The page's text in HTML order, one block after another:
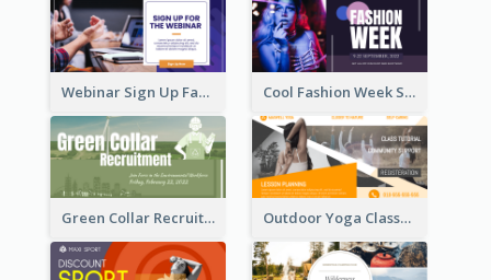
Webinar Sign Up Facebook Ad Cool Fashion Week Sale Facebook Ad
Green Collar Recruit Facebook Ad Outdoor Yoga Classes Facebook Ad